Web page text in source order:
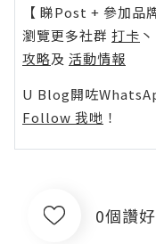
【 睇Post + 參加品
瀏覽更多社群 打卡 丶
攻略及 活動情報
U Blog開咗
Follow 我哋 ！
0個讚好